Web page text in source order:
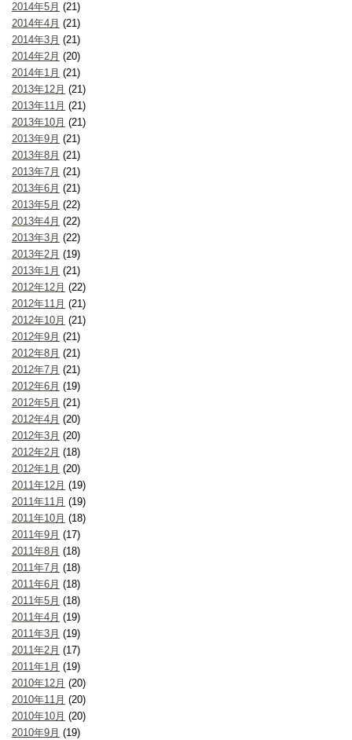
2014年5月 (21)
2014年4月 (21)
2014年3月 (21)
2014年2月 (20)
2014年1月 (21)
2013年12月 (21)
2013年11月 (21)
2013年10月 (21)
2013年9月 (21)
2013年8月 (21)
2013年7月 (21)
2013年6月 (21)
2013年5月 (22)
2013年4月 (22)
2013年3月 (22)
2013年2月 (19)
2013年1月 (21)
2012年12月 (22)
2012年11月 (21)
2012年10月 (21)
2012年9月 (21)
2012年8月 (21)
2012年7月 (21)
2012年6月 (19)
2012年5月 (21)
2012年4月 (20)
2012年3月 (20)
2012年2月 (18)
2012年1月 (20)
2011年12月 (19)
2011年11月 (19)
2011年10月 (18)
2011年9月 (17)
2011年8月 (18)
2011年7月 (18)
2011年6月 (18)
2011年5月 (18)
2011年4月 (19)
2011年3月 (19)
2011年2月 (17)
2011年1月 (19)
2010年12月 (20)
2010年11月 (20)
2010年10月 (20)
2010年9月 (19)